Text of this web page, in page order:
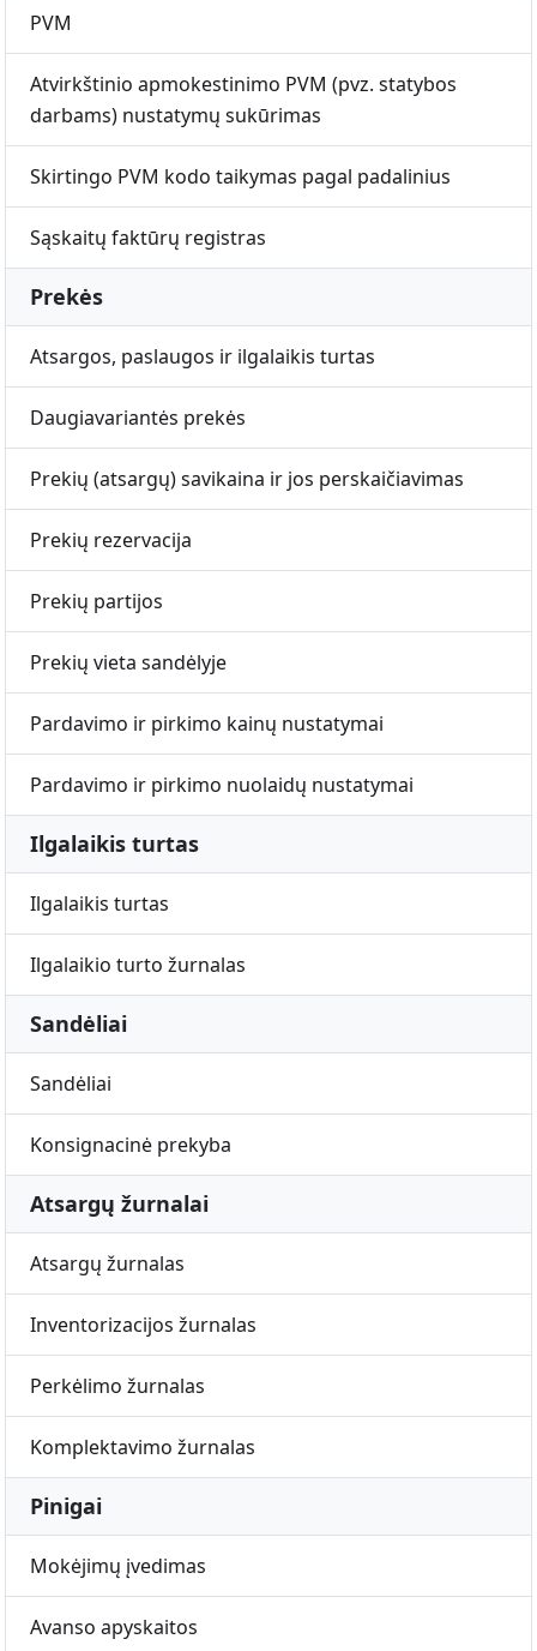
PVM
Atvirkštinio apmokestinimo PVM (pvz. statybos
darbams) nustatymų sukūrimas
Skirtingo PVM kodo taikymas pagal padalinius
Sąskaitų faktūrų registras
Prekės
Atsargos, paslaugos ir ilgalaikis turtas
Daugiavariantės prekės
Prekių (atsargų) savikaina ir jos perskaičiavimas
Prekių rezervacija
Prekių partijos
Prekių vieta sandėlyje
Pardavimo ir pirkimo kainų nustatymai
Pardavimo ir pirkimo nuolaidų nustatymai
Ilgalaikis turtas
Ilgalaikis turtas
Ilgalaikio turto žurnalas
Sandėliai
Sandėliai
Konsignacinė prekyba
Atsargų žurnalai
Atsargų žurnalas
Inventorizacijos žurnalas
Perkėlimo žurnalas
Komplektavimo žurnalas
Pinigai
Mokėjimų įvedimas
Avanso apyskaitos